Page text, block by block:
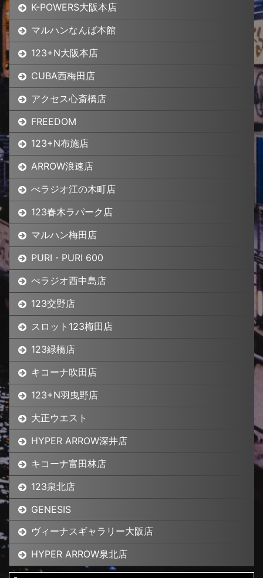
K-POWERS大阪本店
マルハンなんば本館
123+N大阪本店
CUBA西梅田店
アクセス心斎橋店
FREEDOM
123+N布施店
ARROW浪速店
べラジオ江の木町店
123春木ラパーク店
マルハン梅田店
PURI・PURI 600
べラジオ西中島店
123交野店
スロット123梅田店
123緑橋店
キコーナ吹田店
123+N羽曳野店
大正ウエスト
HYPER ARROW深井店
キコーナ富田林店
123泉北店
GENESIS
ヴィーナスギャラリー大阪店
HYPER ARROW泉北店